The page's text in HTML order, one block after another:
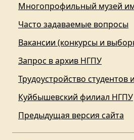
Многопрофильный музей
Часто задаваемые вопросы
Вакансии (конкурсы и
Запрос в архив НГПУ
Трудоустройство студентов
Куйбышевский филиал НГПУ
Предыдущая версия сайта